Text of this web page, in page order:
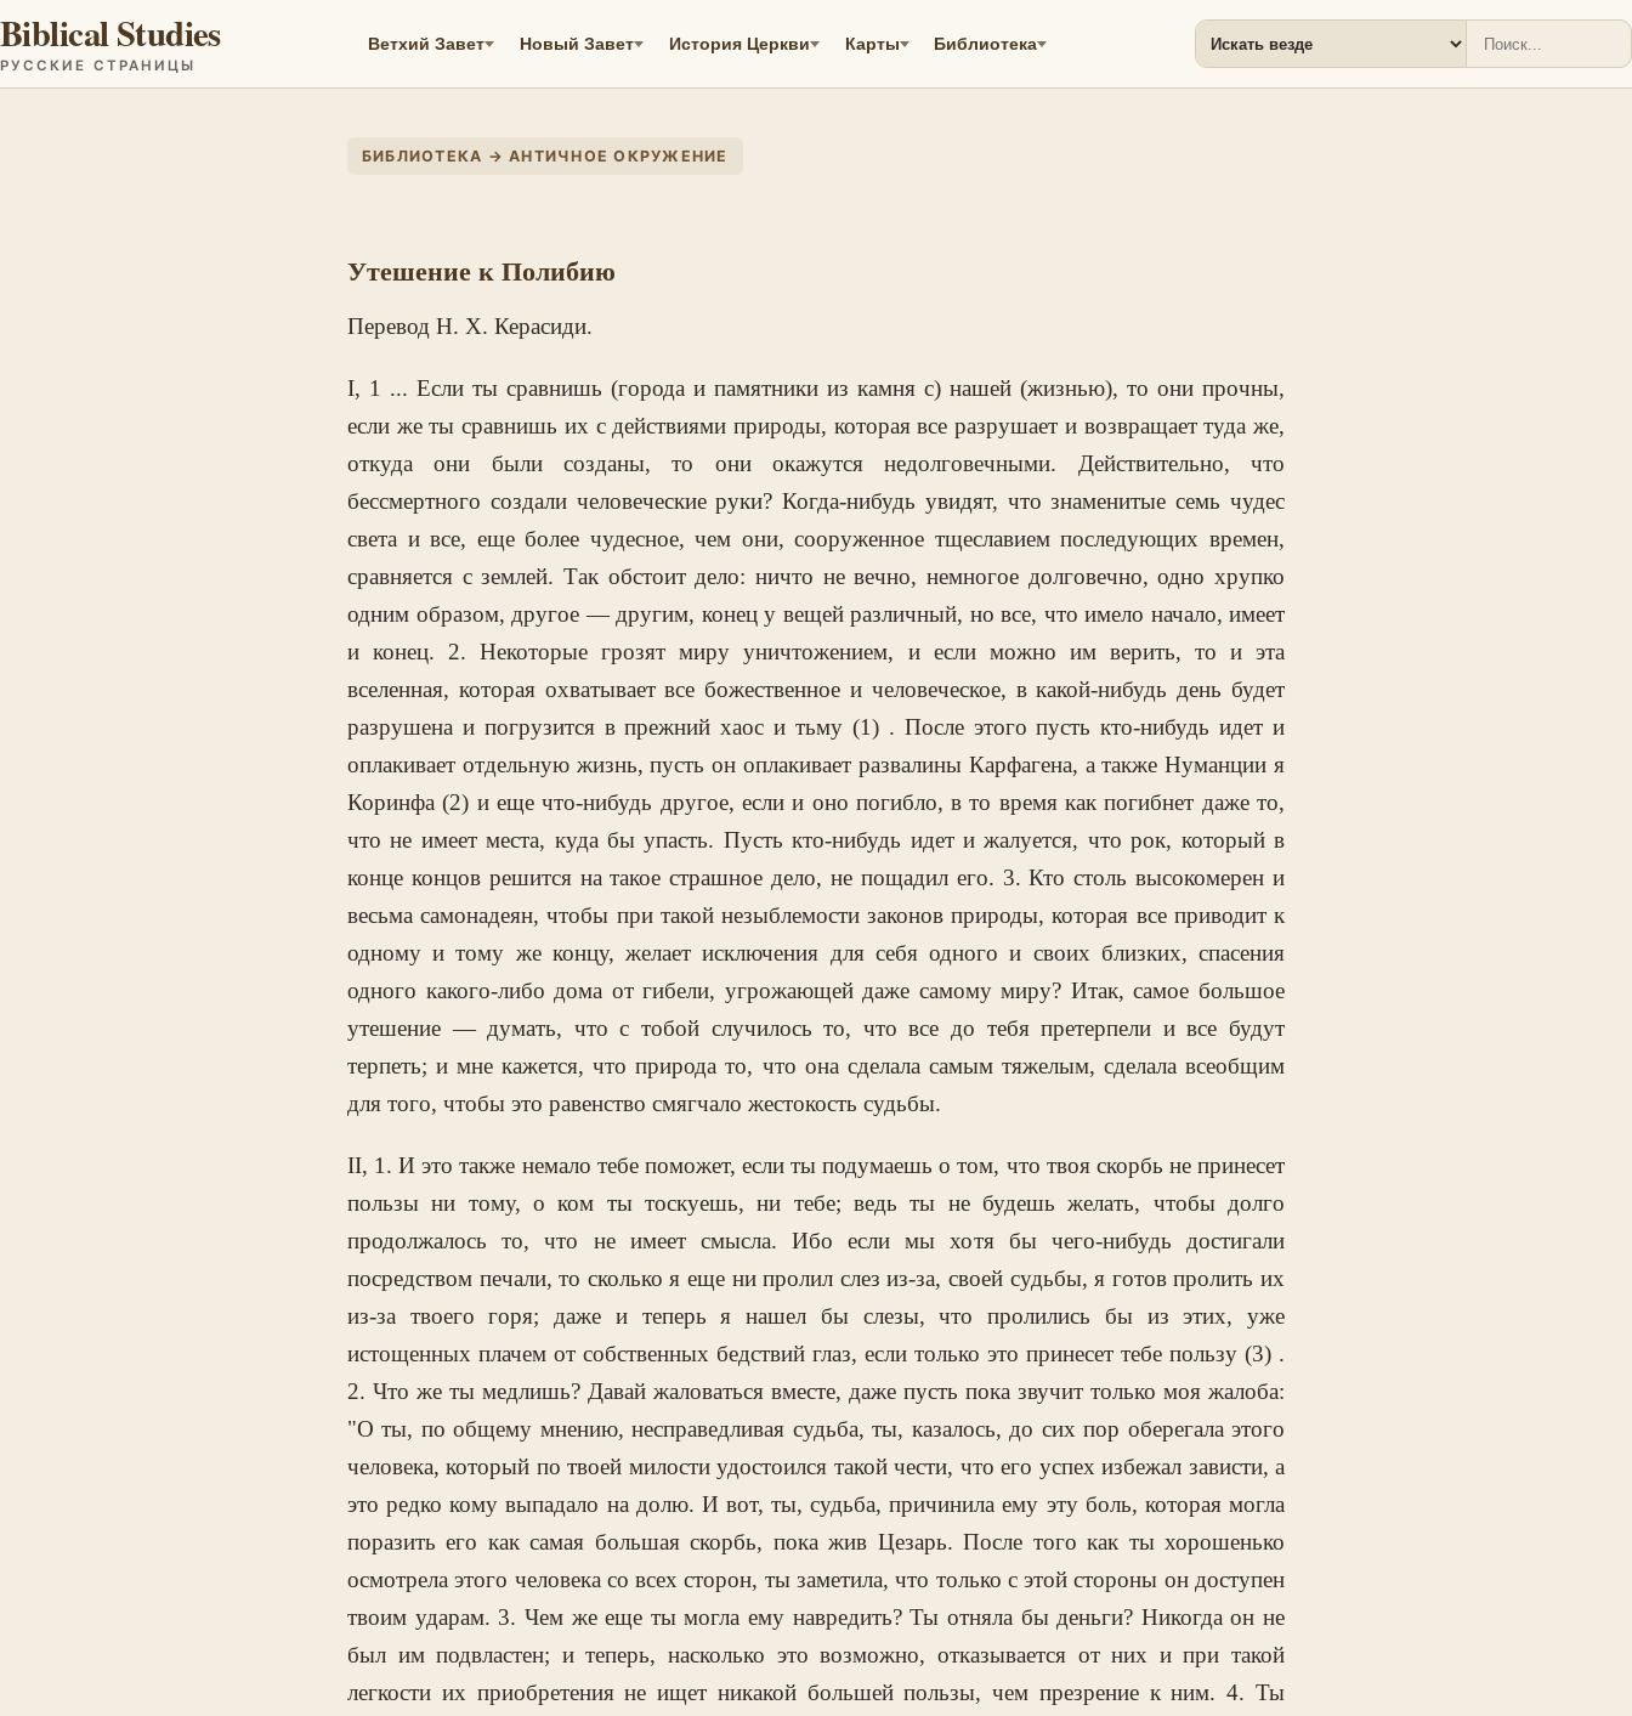
Biblical Studies
РУССКИЕ СТРАНИЦЫ
Ветхий Завет Новый Завет История Церкви Карты Библиотека
БИБЛИОТЕКА → АНТИЧНОЕ ОКРУЖЕНИЕ
Утешение к Полибию
Перевод Н. Х. Керасиди.
I, 1 ... Если ты сравнишь (города и памятники из камня с) нашей (жизнью), то они прочны,
если же ты сравнишь их с действиями природы, которая все разрушает и возвращает туда же,
откуда они были созданы, то они окажутся недолговечными. Действительно, что
бессмертного создали человеческие руки? Когда-нибудь увидят, что знаменитые семь чудес
света и все, еще более чудесное, чем они, сооруженное тщеславием последующих времен,
сравняется с землей. Так обстоит дело: ничто не вечно, немногое долговечно, одно хрупко
одним образом, другое — другим, конец у вещей различный, но все, что имело начало, имеет
и конец. 2. Некоторые грозят миру уничтожением, и если можно им верить, то и эта
вселенная, которая охватывает все божественное и человеческое, в какой-нибудь день будет
разрушена и погрузится в прежний хаос и тьму (1) . После этого пусть кто-нибудь идет и
оплакивает отдельную жизнь, пусть он оплакивает развалины Карфагена, а также Нуманции я
Коринфа (2) и еще что-нибудь другое, если и оно погибло, в то время как погибнет даже то,
что не имеет места, куда бы упасть. Пусть кто-нибудь идет и жалуется, что рок, который в
конце концов решится на такое страшное дело, не пощадил его. 3. Кто столь высокомерен и
весьма самонадеян, чтобы при такой незыблемости законов природы, которая все приводит к
одному и тому же концу, желает исключения для себя одного и своих близких, спасения
одного какого-либо дома от гибели, угрожающей даже самому миру? Итак, самое большое
утешение — думать, что с тобой случилось то, что все до тебя претерпели и все будут
терпеть; и мне кажется, что природа то, что она сделала самым тяжелым, сделала всеобщим
для того, чтобы это равенство смягчало жестокость судьбы.
II, 1. И это также немало тебе поможет, если ты подумаешь о том, что твоя скорбь не принесет
пользы ни тому, о ком ты тоскуешь, ни тебе; ведь ты не будешь желать, чтобы долго
продолжалось то, что не имеет смысла. Ибо если мы хотя бы чего-нибудь достигали
посредством печали, то сколько я еще ни пролил слез из-за, своей судьбы, я готов пролить их
из-за твоего горя; даже и теперь я нашел бы слезы, что пролились бы из этих, уже
истощенных плачем от собственных бедствий глаз, если только это принесет тебе пользу (3) .
2. Что же ты медлишь? Давай жаловаться вместе, даже пусть пока звучит только моя жалоба:
"О ты, по общему мнению, несправедливая судьба, ты, казалось, до сих пор оберегала этого
человека, который по твоей милости удостоился такой чести, что его успех избежал зависти, а
это редко кому выпадало на долю. И вот, ты, судьба, причинила ему эту боль, которая могла
поразить его как самая большая скорбь, пока жив Цезарь. После того как ты хорошенько
осмотрела этого человека со всех сторон, ты заметила, что только с этой стороны он доступен
твоим ударам. 3. Чем же еще ты могла ему навредить? Ты отняла бы деньги? Никогда он не
был им подвластен; и теперь, насколько это возможно, отказывается от них и при такой
легкости их приобретения не ищет никакой большей пользы, чем презрение к ним. 4. Ты